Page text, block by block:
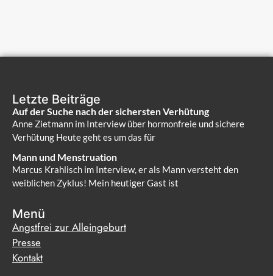
Letzte Beiträge
Auf der Suche nach der sichersten Verhütung
Anne Zietmann im Interview über hormonfreie und sichere
Verhütung Heute geht es um das für
Mann und Menstruation
Marcus Krahlisch im Interview, er als Mann versteht den
weiblichen Zyklus! Mein heutiger Gast ist
Menü
Angstfrei zur Alleingeburt
Presse
Kontakt